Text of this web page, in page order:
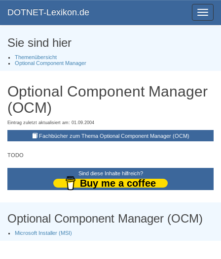
Toggle
DOTNET-Lexikon.de
Sie sind hier
Themenübersicht
Optional Component Manager
Optional Component Manager
(OCM)
Eintrag zuletzt aktualisiert am: 01.09.2004
Fachbücher zum Thema Optional Component Manager (OCM)
TODO
Sind diese Inhalte hilfreich?
Buy me a coffee
Optional Component Manager (OCM)
Microsoft Installer (MSI)